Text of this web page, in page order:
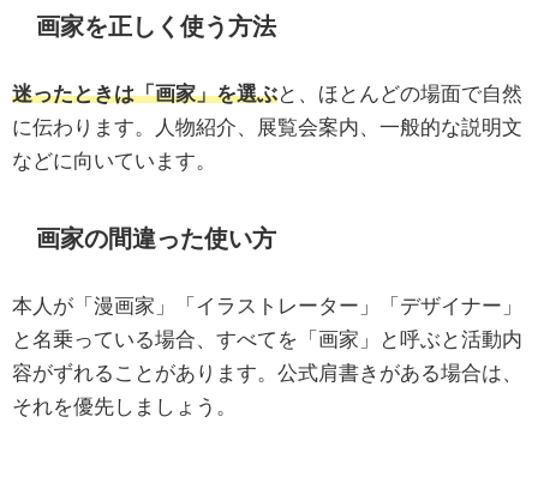
画家を正しく使う方法
迷ったときは「画家」を選ぶと、ほとんどの場面で自然
に伝わります。人物紹介、展覧会案内、一般的な説明文
などに向いています。
画家の間違った使い方
本人が「漫画家」「イラストレーター」「デザイナー」
と名乗っている場合、すべてを「画家」と呼ぶと活動内
容がずれることがあります。公式肩書きがある場合は、
それを優先しましょう。